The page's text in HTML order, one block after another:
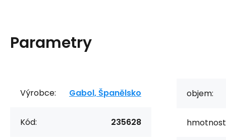
Parametry
Výrobce: Gabol, Španělsko
Kód: 235628
objem: